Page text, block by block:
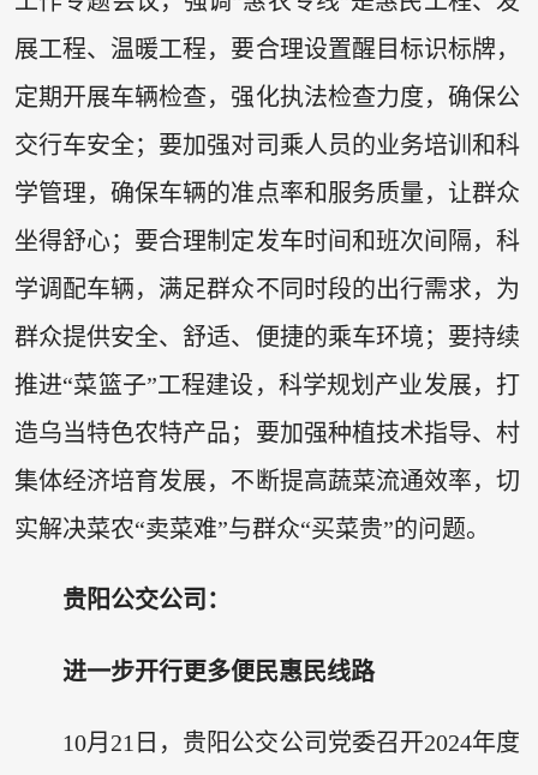
展工程、温暖工程，要合理设置醒目标识标牌，
定期开展车辆检查，强化执法检查力度，确保公
交行车安全；要加强对司乘人员的业务培训和科
学管理，确保车辆的准点率和服务质量，让群众
坐得舒心；要合理制定发车时间和班次间隔，科
学调配车辆，满足群众不同时段的出行需求，为
群众提供安全、舒适、便捷的乘车环境；要持续
推进“菜篮子”工程建设，科学规划产业发展，打
造乌当特色农特产品；要加强种植技术指导、村
集体经济培育发展，不断提高蔬菜流通效率，切
实解决菜农“卖菜难”与群众“买菜贵”的问题。
贵阳公交公司：
进一步开行更多便民惠民线路
10月21日，贵阳公交公司党委召开2024年度